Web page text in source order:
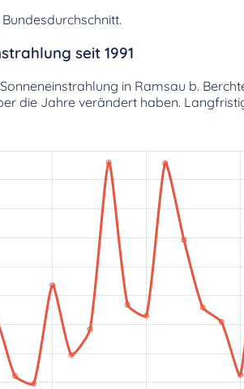
seit 1991
in Ramsau b.
die Jahre verändert haben.